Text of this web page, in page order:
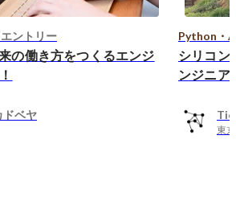
ントリー
の働き方をつくるエンジ
ドベヤ
Python・
シリコン
ンジニア
東京